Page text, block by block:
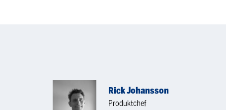
Rick Johansson
Produktchef